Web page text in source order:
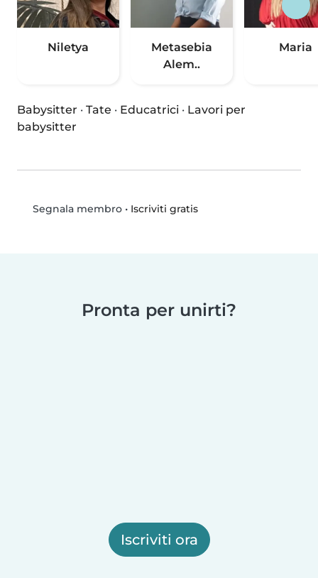
Niletya
Metasebia
Alem..
Maria
Babysitter · Tate · Educatrici · Lavori per
babysitter
Segnala membro• Iscriviti gratis
Pronta per unirti?
Iscriviti ora